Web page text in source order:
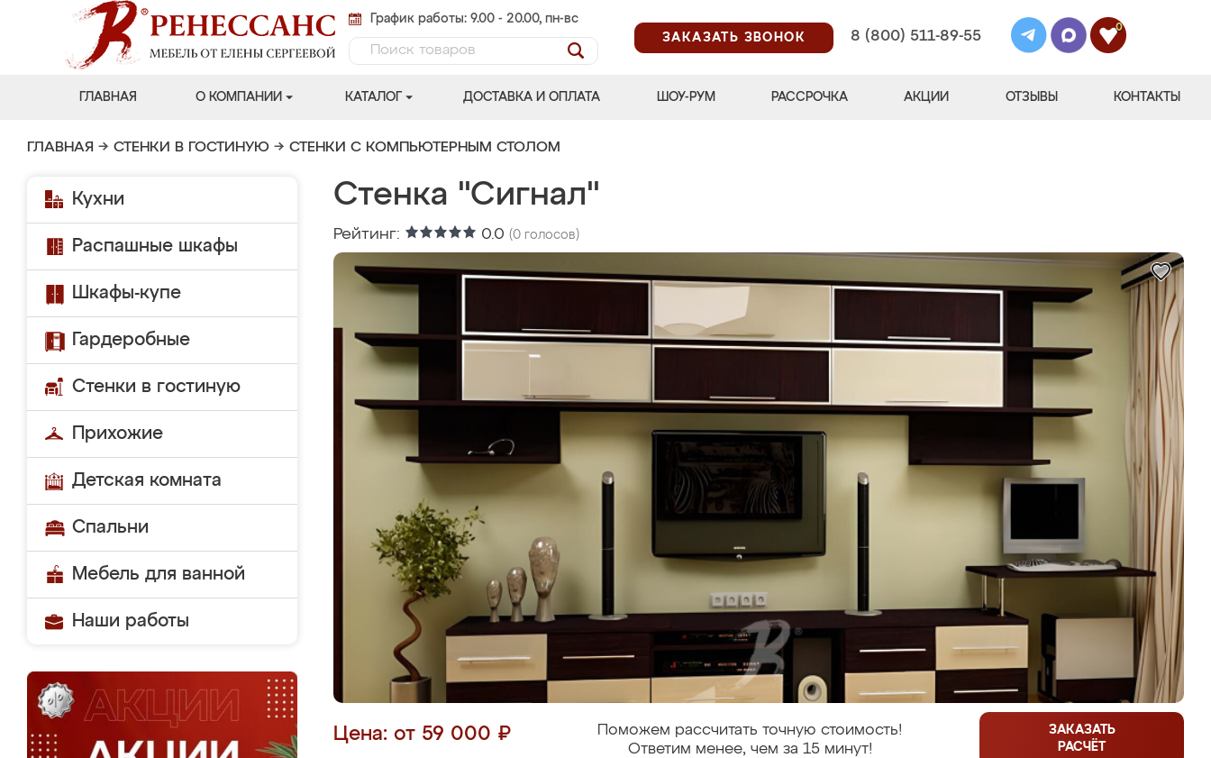
График работы: 9.00 - 20.00, пн-вс
ЗАКАЗАТЬ ЗВОНОК
8 (800) 511-89-55
0
ГЛАВНАЯ О КОМПАНИИ КАТАЛОГ ДОСТАВКА И ОПЛАТА ШОУ-РУМ РАССРОЧКА АКЦИИ ОТЗЫВЫ КОНТАКТЫ
ГЛАВНАЯ → СТЕНКИ В ГОСТИНУЮ → СТЕНКИ С КОМПЬЮТЕРНЫМ СТОЛОМ
Кухни
Распашные шкафы
Шкафы-купе
Гардеробные
Стенки в гостиную
Прихожие
Детская комната
Спальни
Мебель для ванной
Наши работы
Стенка "Сигнал"
Рейтинг: 0.0 (0 голосов)
Цена: от 59 000 ₽
Поможем рассчитать точную стоимость!
Ответим менее, чем за 15 минут!
ЗАКАЗАТЬ
РАСЧЁТ